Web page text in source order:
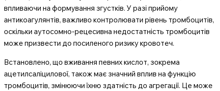
впливаючи на формування згустків. У разі прийому
антикоагулянтів, важливо контролювати рівень тромбоцитів,
оскільки аутосомно-рецесивна недостатність тромбоцитів
може призвести до посиленого ризику кровотеч.
Встановлено, що вживання певних кислот, зокрема
ацетилсаліцилової, також має значний вплив на функцію
тромбоцитів, змінюючи їхню здатність до агрегації. Це може